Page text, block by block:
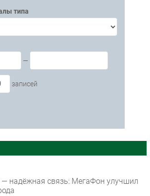
типа
—
записей
— надёжная связь: МегаФон улучшил